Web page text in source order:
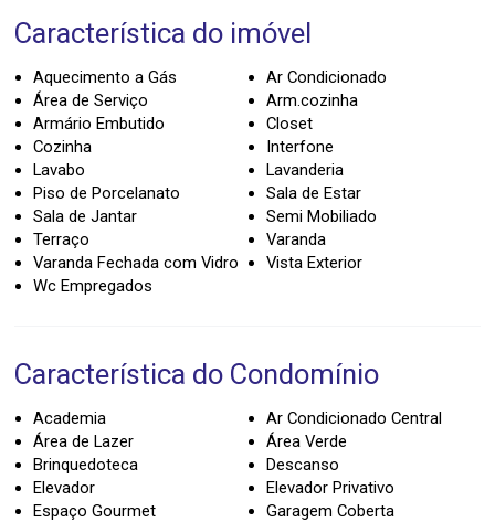
Característica do imóvel
Aquecimento a Gás
Ar Condicionado
Área de Serviço
Arm.cozinha
Armário Embutido
Closet
Cozinha
Interfone
Lavabo
Lavanderia
Piso de Porcelanato
Sala de Estar
Sala de Jantar
Semi Mobiliado
Terraço
Varanda
Varanda Fechada com Vidro
Vista Exterior
Wc Empregados
Característica do Condomínio
Academia
Ar Condicionado Central
Área de Lazer
Área Verde
Brinquedoteca
Descanso
Elevador
Elevador Privativo
Espaço Gourmet
Garagem Coberta